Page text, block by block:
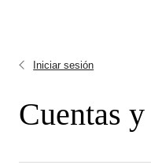
Iniciar sesión
Cuentas